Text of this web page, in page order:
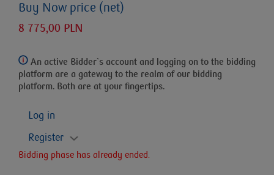
Buy Now price (net)
8 775,00 PLN
An active Bidder`s account and logging on to the bidding
platform are a gateway to the realm of our bidding
platform. Both are at your fingertips.
Log in
Register
Bidding phase has already ended.